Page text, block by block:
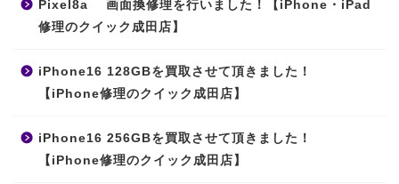
Pixel8a 画面換修理を行いました！【iPhone・iPad
修理のクイック成田店】
iPhone16 128GBを買取させて頂きました！
【iPhone修理のクイック成田店】
iPhone16 256GBを買取させて頂きました！
【iPhone修理のクイック成田店】